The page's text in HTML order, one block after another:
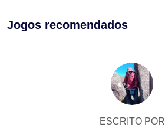
Jogos recomendados
ESCRITO POR